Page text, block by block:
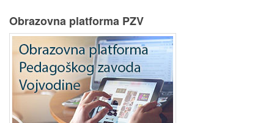
Obrazovna platforma PZV